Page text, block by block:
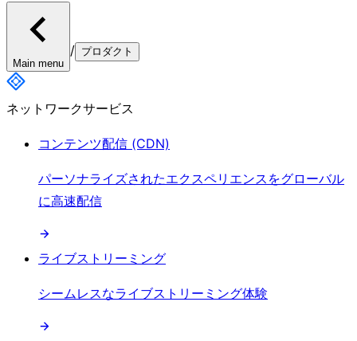
Main menu
/ プロダクト
ネットワークサービス
コンテンツ配信 (CDN)
パーソナライズされたエクスペリエンスをグローバル
に高速配信
ライブストリーミング
シームレスなライブストリーミング体験